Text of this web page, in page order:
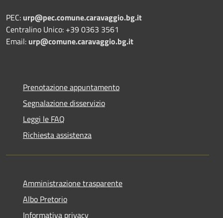
PEC: urp@pec.comune.caravaggio.bg.it
Centralino Unico: +39 0363 3561
Email: urp@comune.caravaggio.bg.it
Prenotazione appuntamento
Segnalazione disservizio
Leggi le FAQ
Richiesta assistenza
Amministrazione trasparente
Albo Pretorio
Informativa privacy